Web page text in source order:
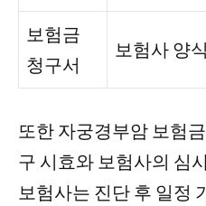
보험금
청구서
보험사 양
또한 자궁경부암 보험
구 시효와 보험사의 심
보험사는 진단 후 일정